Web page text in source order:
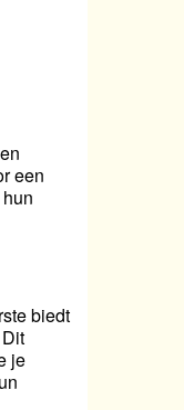
een
biedt
je